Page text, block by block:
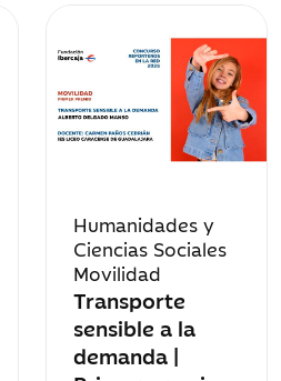
Humanidades y
Ciencias Sociales
Movilidad
Transporte
sensible a la
demanda |